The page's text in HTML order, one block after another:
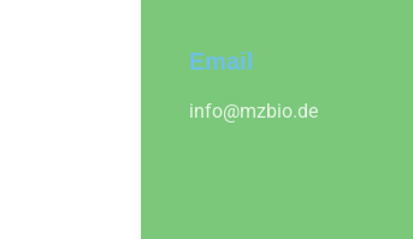
Email
info@mzbio.de